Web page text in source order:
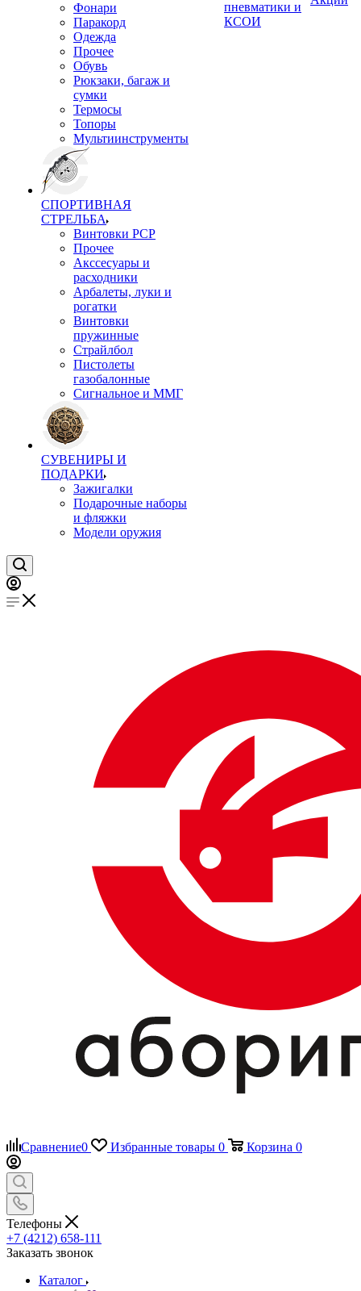
Фонари
Паракорд
Одежда
Прочее
Обувь
Рюкзаки, багаж и
сумки
Термосы
Топоры
Мультиинструменты
СПОРТИВНАЯ
СТРЕЛЬБА
Винтовки PCP
Прочее
Акссесуары и
расходники
Арбалеты, луки и
рогатки
Винтовки
пружинные
Страйлбол
Пистолеты
газобалонные
Сигнальное и ММГ
СУВЕНИРЫ И
ПОДАРКИ
Зажигалки
Подарочные наборы
и фляжки
Модели оружия
пневматики и
КСОИ
Сравнение0 Избранные товары 0 Корзина 0
Телефоны
+7 (4212) 658-111
Заказать звонок
Каталог